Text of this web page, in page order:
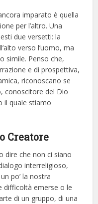
imparato è quella
per l’altro. Una
due versetti: la
verso l’uomo, ma
simile. Penso che,
e di prospettiva,
riconoscano se
conoscitore del Dio
il quale stiamo
Creatore
dire che non ci siano
interreligioso,
po’ la nostra
difficoltà emerse o le
di un gruppo, di una